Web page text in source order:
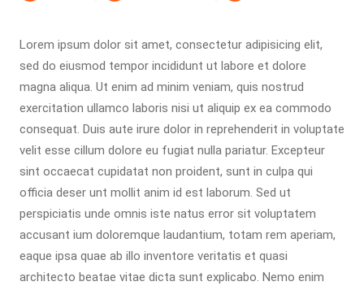
Lorem ipsum dolor sit amet, consectetur adipisicing elit,
sed do eiusmod tempor incididunt ut labore et dolore
magna aliqua. Ut enim ad minim veniam, quis nostrud
exercitation ullamco laboris nisi ut aliquip ex ea commodo
consequat. Duis aute irure dolor in reprehenderit in voluptate
velit esse cillum dolore eu fugiat nulla pariatur. Excepteur
sint occaecat cupidatat non proident, sunt in culpa qui
officia deser unt mollit anim id est laborum. Sed ut
perspiciatis unde omnis iste natus error sit voluptatem
accusant ium doloremque laudantium, totam rem aperiam,
eaque ipsa quae ab illo inventore veritatis et quasi
architecto beatae vitae dicta sunt explicabo. Nemo enim